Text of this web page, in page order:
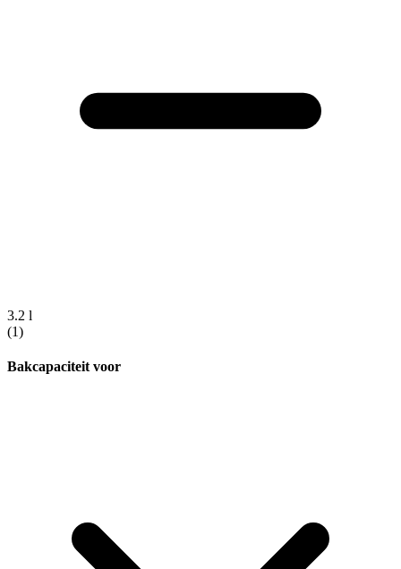
3.2 l
(1)
Bakcapaciteit voor